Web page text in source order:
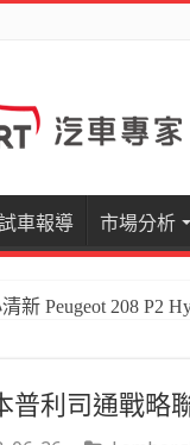
車報導 市場分析
新 Peugeot 208 P2
新王者Honda CR-V
普利司通戰略